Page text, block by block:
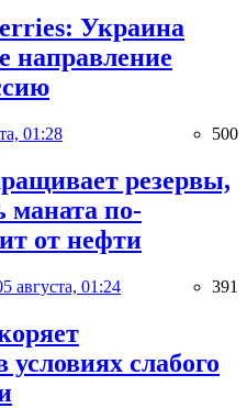
Украина
направление
01:28 500
резервы,
маната по-
от нефти
августа, 01:24 391
слабого